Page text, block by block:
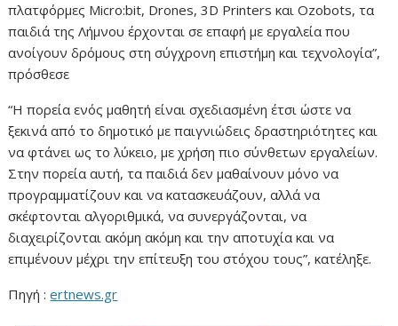
πλατφόρμες Micro:bit, Drones, 3D Printers και Ozobots, τα
παιδιά της Λήμνου έρχονται σε επαφή με εργαλεία που
ανοίγουν δρόμους στη σύγχρονη επιστήμη και τεχνολογία”,
πρόσθεσε
“Η πορεία ενός μαθητή είναι σχεδιασμένη έτσι ώστε να
ξεκινά από το δημοτικό με παιγνιώδεις δραστηριότητες και
να φτάνει ως το λύκειο, με χρήση πιο σύνθετων εργαλείων.
Στην πορεία αυτή, τα παιδιά δεν μαθαίνουν μόνο να
προγραμματίζουν και να κατασκευάζουν, αλλά να
σκέφτονται αλγοριθμικά, να συνεργάζονται, να
διαχειρίζονται ακόμη ακόμη και την αποτυχία και να
επιμένουν μέχρι την επίτευξη του στόχου τους”, κατέληξε.
Πηγή :ertnews.gr